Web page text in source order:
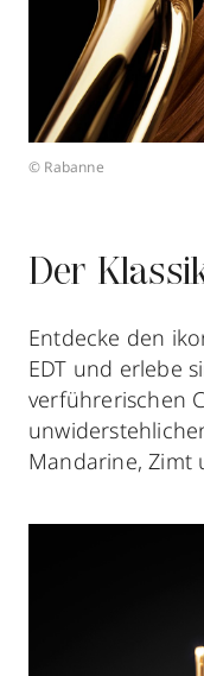
© Rabanne
Der
Entdecke den
EDT und erlebe
verführerischen
Mandarine, Zimt